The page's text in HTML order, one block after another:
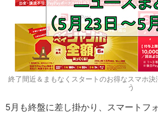
終了間近＆まもなくスタートのお得なスマホ
う
5月も終盤に差し掛かり、スマートフ